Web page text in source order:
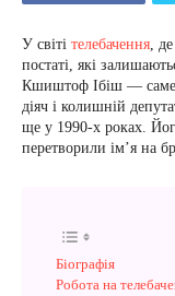
У світі телебачення,
постаті, які
Кшиштоф Ібіш — саме
діяч і колишній
ще у 1990-х роках.
перетворили ім’я на
Біографія
Робота на